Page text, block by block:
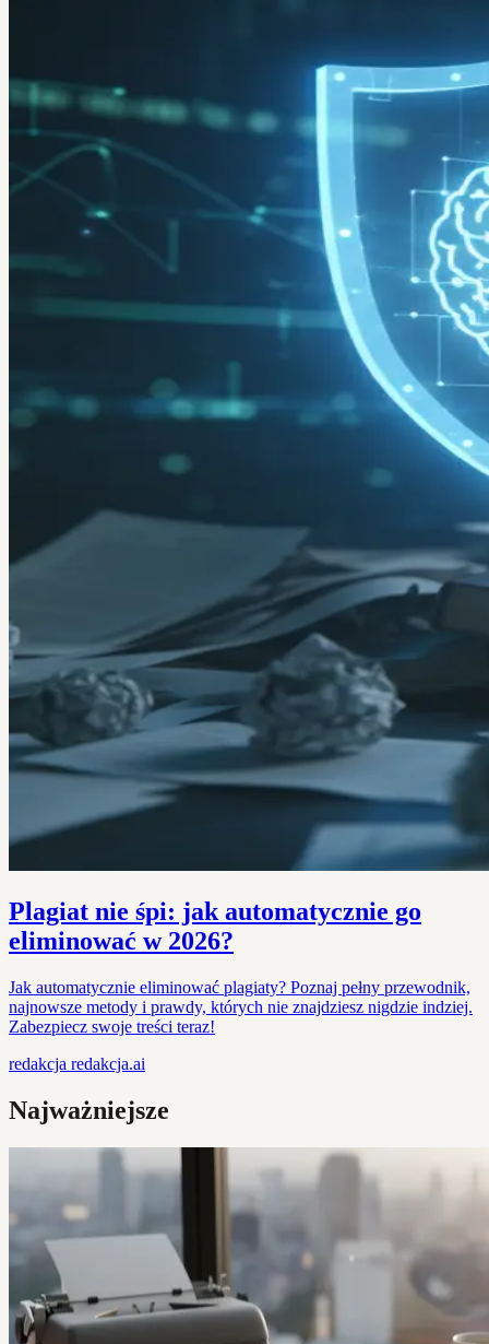
Plagiat nie śpi: jak automatycznie go
eliminować w 2026?
Jak automatycznie eliminować plagiaty? Poznaj pełny przewodnik,
najnowsze metody i prawdy, których nie znajdziesz nigdzie indziej.
Zabezpiecz swoje treści teraz!
redakcja redakcja.ai
Najważniejsze